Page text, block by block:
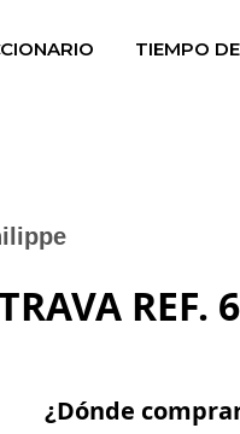
TIEMPO
REF.
¿Dónde